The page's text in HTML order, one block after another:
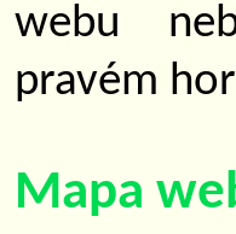
webu
pravém
Mapa